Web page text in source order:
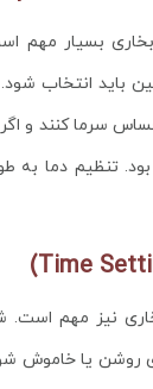
بسیار مهم
باید انتخاب
سرما کنند و اگر
تنظیم دما به
نیز مهم است.
روشن یا خاموش